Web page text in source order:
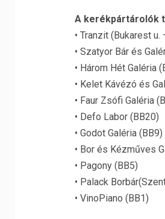
A kerékpártárolók
• Tranzit (Bukarest
• Szatyor Bár és
• Három Hét Galéria
• Kelet Kávézó és
• Faur Zsófi Galéria
• Defo Labor (BB20)
• Godot Galéria (BB9)
• Bor és Kézműves
• Pagony (BB5)
• Palack
• VinoPiano (BB1)